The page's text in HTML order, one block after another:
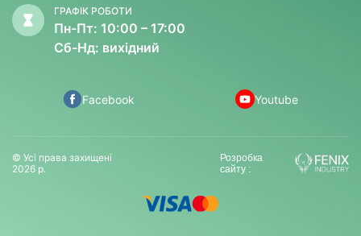
ГРАФІК РОБОТИ
Пн-Пт: 10:00 – 17:00
Сб-Нд: вихідний
Facebook Youtube
© Усі права захищені
2026 р.
Розробка
сайту :